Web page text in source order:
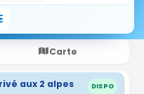
Carte
aux 2 alpes DISPO